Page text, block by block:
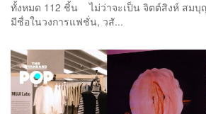
ทั้งหมด 112 ชิ้น ไม่ว่าจะเป็น จิตต์สิงห์ สมบุ
มีชื่อในวงการแฟชั่น, วสั...